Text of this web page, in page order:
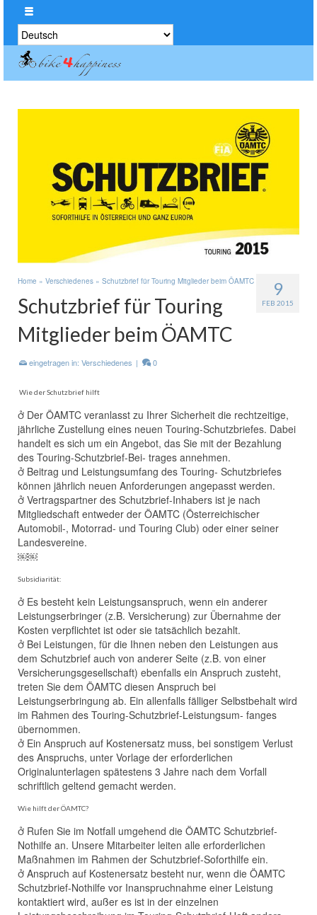
Sprache
auswählen
9
FEB 2015
Home » Verschiedenes » Schutzbrief für Touring Mitglieder beim ÖAMTC
Schutzbrief für Touring
Mitglieder beim ÖAMTC
eingetragen in: Verschiedenes | 0
Wie der Schutzbrief hilft
 Der ÖAMTC veranlasst zu Ihrer Sicherheit die rechtzeitige,
jährliche Zustellung eines neuen Touring-Schutzbriefes. Dabei
handelt es sich um ein Angebot, das Sie mit der Bezahlung
des Touring-Schutzbrief-Bei- trages annehmen.
 Beitrag und Leistungsumfang des Touring- Schutzbriefes
können jährlich neuen Anforderungen angepasst werden.
 Vertragspartner des Schutzbrief-Inhabers ist je nach
Mitgliedschaft entweder der ÖAMTC (Österreichischer
Automobil-, Motorrad- und Touring Club) oder einer seiner
Landesvereine.
￼￼
Subsidiarität:
 Es besteht kein Leistungsanspruch, wenn ein anderer
Leistungserbringer (z.B. Versicherung) zur Übernahme der
Kosten verpflichtet ist oder sie tatsächlich bezahlt.
 Bei Leistungen, für die Ihnen neben den Leistungen aus
dem Schutzbrief auch von anderer Seite (z.B. von einer
Versicherungsgesellschaft) ebenfalls ein Anspruch zusteht,
treten Sie dem ÖAMTC diesen Anspruch bei
Leistungserbringung ab. Ein allenfalls fälliger Selbstbehalt wird
im Rahmen des Touring-Schutzbrief-Leistungsum- fanges
übernommen.
 Ein Anspruch auf Kostenersatz muss, bei sonstigem Verlust
des Anspruchs, unter Vorlage der erforderlichen
Originalunterlagen spätestens 3 Jahre nach dem Vorfall
schriftlich geltend gemacht werden.
Wie hilft der ÖAMTC?
 Rufen Sie im Notfall umgehend die ÖAMTC Schutzbrief-
Nothilfe an. Unsere Mitarbeiter leiten alle erforderlichen
Maßnahmen im Rahmen der Schutzbrief-Soforthilfe ein.
 Anspruch auf Kostenersatz besteht nur, wenn die ÖAMTC
Schutzbrief-Nothilfe vor Inanspruchnahme einer Leistung
kontaktiert wird, außer es ist in der einzelnen